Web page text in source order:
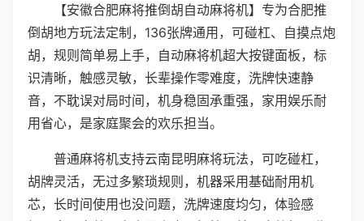
【安徽合肥麻将推倒胡自动麻将机】专为合肥推
倒胡地方玩法定制，136张牌通用，可碰杠、自摸点炮
胡，规则简单易上手，自动麻将机超大按键面板，标
识清晰，触感灵敏，长辈操作零难度，洗牌快速静
音，不耽误对局时间，机身稳固承重强，家用娱乐耐
用省心，是家庭聚会的欢乐担当。
普通麻将机支持云南昆明麻将玩法，可吃碰杠，
胡牌灵活，无过多繁琐规则，机器采用基础耐用机
芯，长时间使用也没问题，洗牌速度均匀，体验感